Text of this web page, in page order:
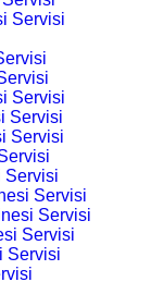
Servisi
Servisi
Servisi
Servisi
Servisi
Servisi
Servisi
Servisi
Servisi